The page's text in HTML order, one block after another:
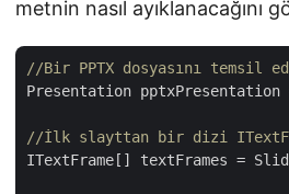
metnin nasıl ayıklanacağını
//Bir PPTX dosyasını temsil
Presentation pptxPresentation
//İlk slayttan bir dizi
ITextFrame[] textFrames =